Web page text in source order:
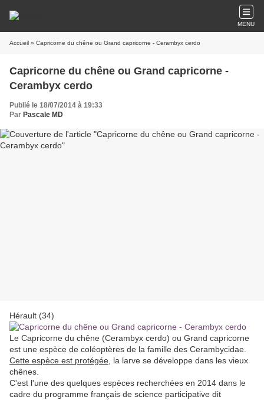
MENU
Accueil » Capricorne du chêne ou Grand capricorne - Cerambyx cerdo
Capricorne du chêne ou Grand capricorne -
Cerambyx cerdo
Publié le 18/07/2014 à 19:33
Par Pascale MD
Hérault (34)
Le Capricorne du chêne (Cerambyx cerdo) ou Grand capricorne
est une espèce de coléoptères de la famille des Cerambycidae.
Cette espèce est protégée , la larve se développe dans les vieux
chênes.
C'est l'une des quelques espèces recherchées en 2014 dans le
cadre du programme français de science participative dit